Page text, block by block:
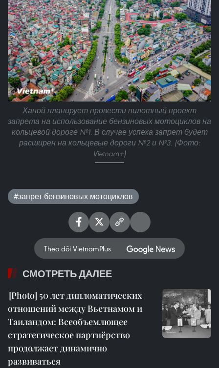
Ханой планирует провести пилотный проект
запрета на использование бензиновых мотоциклов на
кольцевой дороге №1. В случае успеха запрет будет
расширен на кольцевые дороги №2 и №3. (Фото:
Vietnam+)
#запрет бензиновых мотоциклов
Theo dõi VietnamPlus
СМОТРЕТЬ ДАЛЕЕ
50 лет дипломатических
отношений между Вьетнамом и
Таиландом: Всеобъемлющее
стратегическое партнёрство
продолжает динамично
развиваться